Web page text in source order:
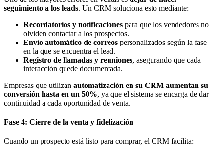
seguimiento a los leads. Un CRM soluciona esto mediante:
Recordatorios y notificaciones para que los vendedores no
olviden contactar a los prospectos.
Envío automático de correos personalizados según la fase
en la que se encuentra el lead.
Registro de llamadas y reuniones, asegurando que cada
interacción quede documentada.
Empresas que utilizan automatización en su CRM aumentan su
conversión hasta en un 50%, ya que el sistema se encarga de dar
continuidad a cada oportunidad de venta.
Fase 4: Cierre de la venta y fidelización
Cuando un prospecto está listo para comprar, el CRM facilita: